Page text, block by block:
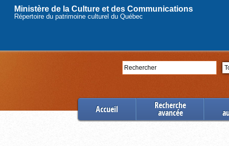
Ministère de la Culture et des Communications
Répertoire du patrimoine culturel du Québec
Rechercher
Accueil Recherche
avancée